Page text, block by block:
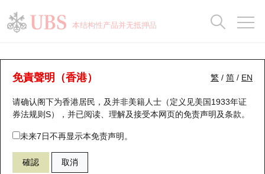
本结构性产品并无抵押品
繁 / 简 / EN
免責聲明（香港）
请确认阁下为香港居民，及并非美籍人士（定义见美国1933年证
券法规则S），并已阅读、理解及接受本网页的免责声明及条款。
未来7日不再显示本免责声明。
確認 取消
牛熊证分析仪
表现 街货统计 比较
55819 瑞银牛证 HSI 恒生指数
$0.05 即时
瑞银认股证一览
新发行瑞银认股证
即将到期认股证
认股证到期结算价查找
街货统计
比较
牛熊全景快搜
牛熊证搜寻
牛熊证街货分布图
正股牛熊证列表
街货统计
比较
十大升幅/跌幅
十大认股证成交分布
十天股证占大市成交
资金流
正股分析仪
二十大活跃股份
恒指成份股
国指成份股
持股比重
显示所有持股比重
每月轮证大市专题
轮证专栏
讲座及教育短片
认股证投资者教育